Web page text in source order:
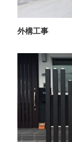
外構工事